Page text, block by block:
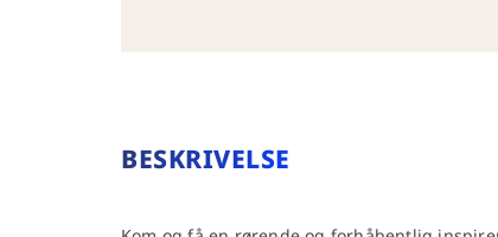
BESKRIVELSE